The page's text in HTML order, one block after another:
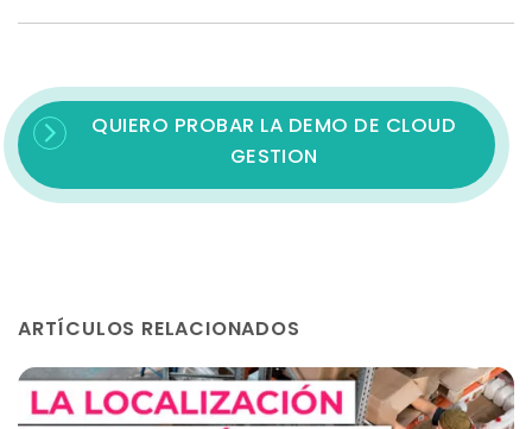
QUIERO PROBAR LA DEMO DE CLOUD
GESTION
ARTÍCULOS RELACIONADOS